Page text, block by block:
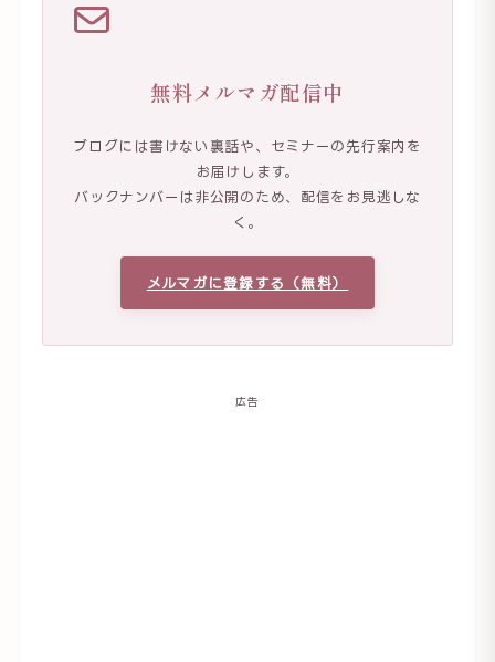
無料メルマガ配信中
ブログには書けない裏話や、セミナーの先行案内を
お届けします。
バックナンバーは非公開のため、配信をお見逃しな
く。
メルマガに登録する（無料）
広告